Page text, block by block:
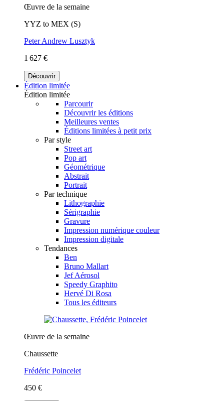
Œuvre de la semaine
YYZ to MEX (S)
Peter Andrew Lusztyk
1 627 €
Découvrir
Édition limitée
Édition limitée
Parcourir
Découvrir les éditions
Meilleures ventes
Éditions limitées à petit prix
Par style
Street art
Pop art
Géométrique
Abstrait
Portrait
Par technique
Lithographie
Sérigraphie
Gravure
Impression numérique couleur
Impression digitale
Tendances
Ben
Bruno Mallart
Jef Aérosol
Speedy Graphito
Hervé Di Rosa
Tous les éditeurs
Œuvre de la semaine
Chaussette
Frédéric Poincelet
450 €